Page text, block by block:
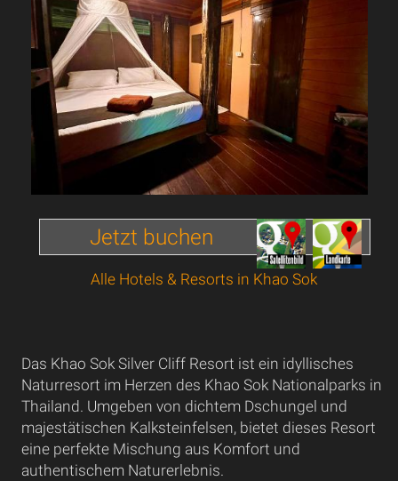
Jetzt buchen
Alle Hotels & Resorts in Khao Sok
Das Khao Sok Silver Cliff Resort ist ein idyllisches
Naturresort im Herzen des Khao Sok Nationalparks in
Thailand. Umgeben von dichtem Dschungel und
majestätischen Kalksteinfelsen, bietet dieses Resort
eine perfekte Mischung aus Komfort und
authentischem Naturerlebnis.